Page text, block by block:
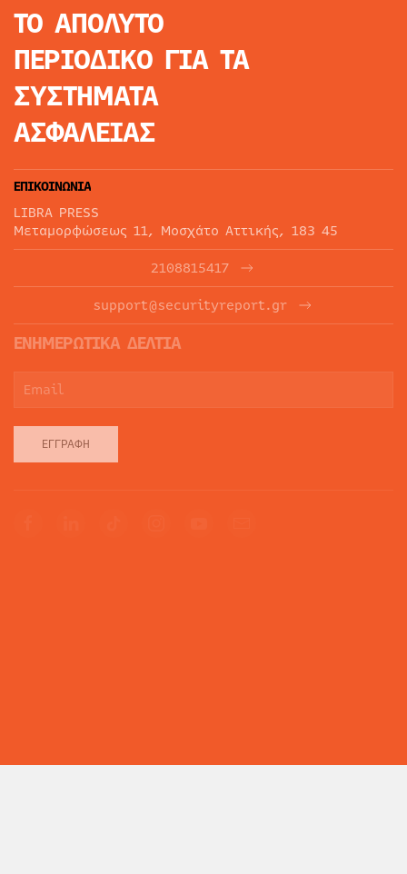
ΤΟ ΑΠΟΛΥΤΟ
ΠΕΡΙΟΔΙΚΟ ΓΙΑ ΤΑ
ΣΥΣΤΗΜΑΤΑ
ΑΣΦΑΛΕΙΑΣ
ΕΠΙΚΟΙΝΩΝΙΑ
LIBRA PRESS
Μεταμορφώσεως 11, Μοσχάτο Αττικής, 183 45
2108815417
support@securityreport.gr
ΕΝΗΜΕΡΩΤΙΚΑ ΔΕΛΤΙΑ
ΕΓΓΡΑΦΉ